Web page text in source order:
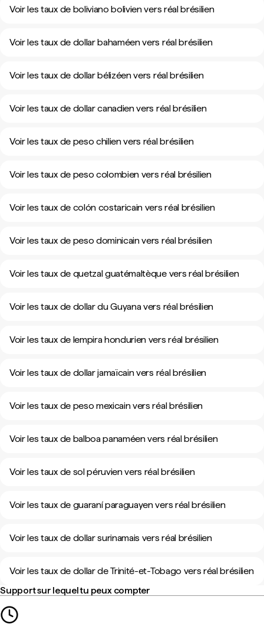
Voir les taux de boliviano bolivien vers réal brésilien
Voir les taux de dollar bahaméen vers réal brésilien
Voir les taux de dollar bélizéen vers réal brésilien
Voir les taux de dollar canadien vers réal brésilien
Voir les taux de peso chilien vers réal brésilien
Voir les taux de peso colombien vers réal brésilien
Voir les taux de colón costaricain vers réal brésilien
Voir les taux de peso dominicain vers réal brésilien
Voir les taux de quetzal guatémaltèque vers réal brésilien
Voir les taux de dollar du Guyana vers réal brésilien
Voir les taux de lempira hondurien vers réal brésilien
Voir les taux de dollar jamaïcain vers réal brésilien
Voir les taux de peso mexicain vers réal brésilien
Voir les taux de balboa panaméen vers réal brésilien
Voir les taux de sol péruvien vers réal brésilien
Voir les taux de guaraní paraguayen vers réal brésilien
Voir les taux de dollar surinamais vers réal brésilien
Voir les taux de dollar de Trinité-et-Tobago vers réal brésilien
Support sur lequel tu peux compter